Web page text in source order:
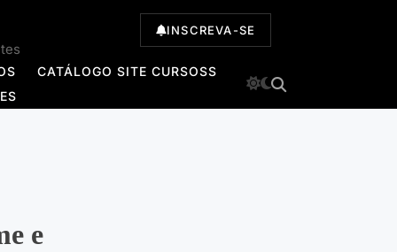
INSCREVA-SE
CATÁLOGO SITE CURSOSS
e